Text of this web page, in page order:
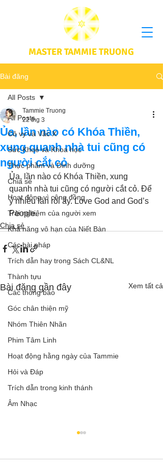
MASTER TAMMIE TRUONG
Bài đăng
All Posts
Cô vy và Vắc X
Sức Khoẻ và Khoa học
Thực phầm và Dinh dưỡng
Chia sẻ
Hoạt động vì cộng đồng
Trải nghiệm của người xem
Khả năng vô hạn của Niết Bàn
Các bài pháp
Trích dẫn hay trong Sách CL&NL
Thành tựu
Các thông báo
Góc chân thiện mỹ
Nhóm Thiên Nhãn
Phim Tâm Linh
Hoạt động hằng ngày của Tammie
Hỏi và Đáp
Trích dẫn trong kinh thánh
Âm Nhạc
All Posts
Ủa, lần nào có Khóa Thiền,
xung quanh nhà tui cũng có
người cắt cỏ
Tammie Truong
22 thg 3
Ủa, lần nào có Khóa Thiền, xung
quanh nhà tui cũng có người cắt cỏ. Để
ý nhiều lần rồi ấy. Love God and God’s
People.
Chia sẻ
Bài đăng gần đây Xem tất cả